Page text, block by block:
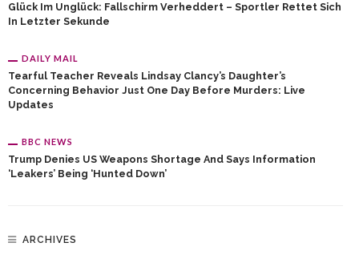
Glück Im Unglück: Fallschirm Verheddert – Sportler Rettet Sich
In Letzter Sekunde
DAILY MAIL
Tearful Teacher Reveals Lindsay Clancy’s Daughter’s
Concerning Behavior Just One Day Before Murders: Live
Updates
BBC NEWS
Trump Denies US Weapons Shortage And Says Information
‘leakers’ Being ‘hunted Down’
ARCHIVES